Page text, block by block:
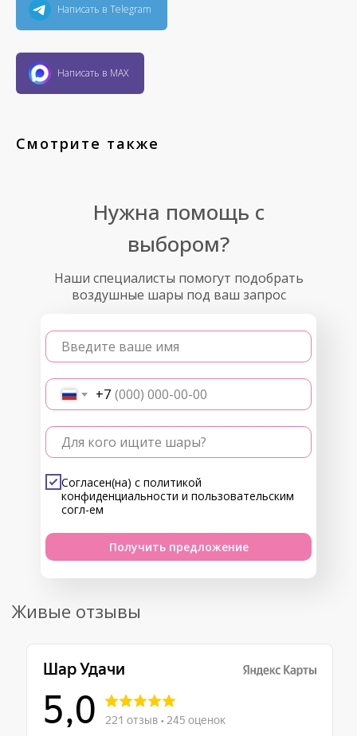
Написать в Telegram
Написать в MAX
Смотрите также
Наши специалисты помогут подобрать
воздушные шары под ваш запрос
Введите ваше имя
+7
Для кого ищите шары?
Согласен(на) с политикой
конфиденциальности и пользовательским
согл-ем
Получить предложение
Нужна помощь с
выбором?
Живые отзывы